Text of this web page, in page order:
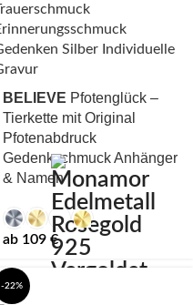
BELIEVE Pfotenglück –
Tierkette mit Original
Pfotenabdruck
Gedenkschmuck Anhänger
& Namen
ab 109 €
-22%